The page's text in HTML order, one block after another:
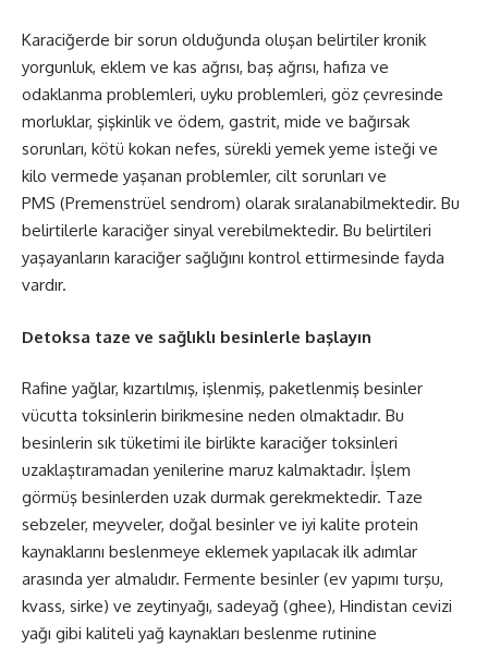
Karaciğerde bir sorun olduğunda oluşan belirtiler kronik
yorgunluk, eklem ve kas ağrısı, baş ağrısı, hafıza ve
odaklanma problemleri, uyku problemleri, göz çevresinde
morluklar, şişkinlik ve ödem, gastrit, mide ve bağırsak
sorunları, kötü kokan nefes, sürekli yemek yeme isteği ve
kilo vermede yaşanan problemler, cilt sorunları ve
PMS (Premenstrüel sendrom) olarak sıralanabilmektedir. Bu
belirtilerle karaciğer sinyal verebilmektedir. Bu belirtileri
yaşayanların karaciğer sağlığını kontrol ettirmesinde fayda
vardır.
Detoksa taze ve sağlıklı besinlerle başlayın
Rafine yağlar, kızartılmış, işlenmiş, paketlenmiş besinler
vücutta toksinlerin birikmesine neden olmaktadır. Bu
besinlerin sık tüketimi ile birlikte karaciğer toksinleri
uzaklaştıramadan yenilerine maruz kalmaktadır. İşlem
görmüş besinlerden uzak durmak gerekmektedir. Taze
sebzeler, meyveler, doğal besinler ve iyi kalite protein
kaynaklarını beslenmeye eklemek yapılacak ilk adımlar
arasında yer almalıdır. Fermente besinler (ev yapımı turşu,
kvass, sirke) ve zeytinyağı, sadeyağ (ghee), Hindistan cevizi
yağı gibi kaliteli yağ kaynakları beslenme rutinine